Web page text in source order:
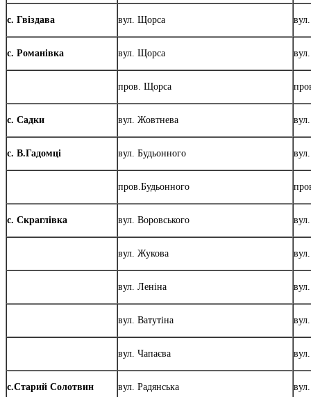
с. Гвіздава вул. Щорса
с. Романівка вул. Щорса
пров. Щорса
с. Садки вул. Жовтнева
с. В.Гадомці вул. Будьонного
пров.Будьонного
с. Скраглівка вул. Воровського
вул. Жукова
вул. Леніна
вул. Ватутіна
вул. Чапаєва
с.Старий Солотвин вул. Радянська